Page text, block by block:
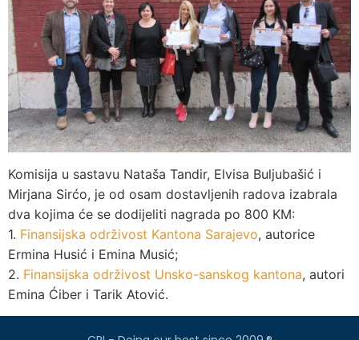
Komisija u sastavu Nataša Tandir, Elvisa Buljubašić i
Mirjana Sirćo, je od osam dostavljenih radova izabrala
dva kojima će se dodijeliti nagrada po 800 KM:
1. Finansijska održivost Kantona Sarajevo, autorice
Ermina Husić i Emina Musić;
2. Finansijska održivost Unsko-sanskog kantona, autori
Emina Ćiber i Tarik Atović.